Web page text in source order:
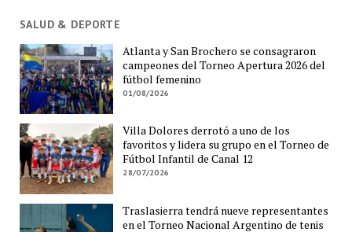
SALUD & DEPORTE
Atlanta y San Brochero se consagraron
campeones del Torneo Apertura 2026 del
fútbol femenino
01/08/2026
Villa Dolores derrotó a uno de los
favoritos y lidera su grupo en el Torneo de
Fútbol Infantil de Canal 12
28/07/2026
Traslasierra tendrá nueve representantes
en el Torneo Nacional Argentino de tenis